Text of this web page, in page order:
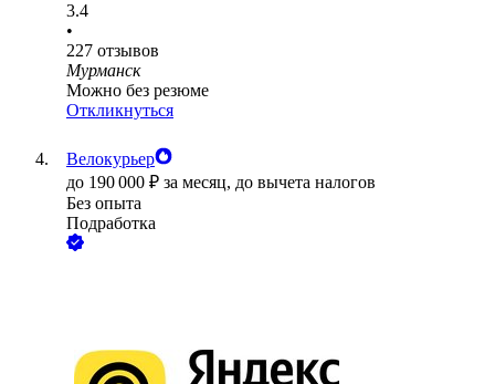
3.4
•
227 отзывов
Мурманск
Можно без резюме
Откликнуться
Велокурьер
до 190 000 ₽ за месяц, до вычета налогов
Без опыта
Подработка